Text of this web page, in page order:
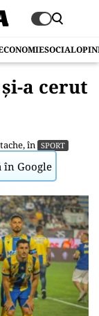
SOCIAL
a cerut
, în SPORT
în Google